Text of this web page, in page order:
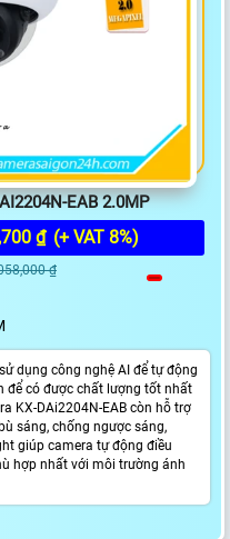
EAB 2.0MP
₫ (+ VAT 8%)
₫
dụng công nghệ AI để tự động
để có được chất lượng tốt nhất
KX-DAi2204N-EAB còn hỗ trợ
sáng, chống ngược sáng,
giúp camera tự động điều
hợp nhất với môi trường ánh